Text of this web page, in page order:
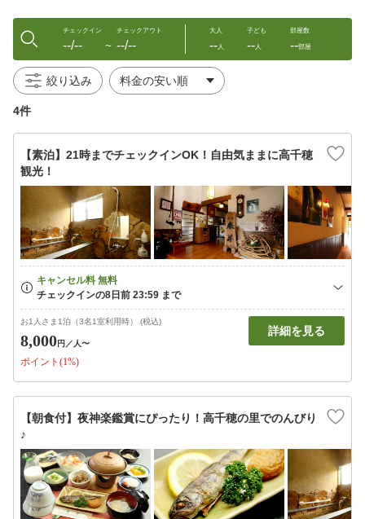
チェックイン
--/-- 〜
チェックアウト
--/--
大人
--人
子ども
--人
部屋数
--部屋
絞り込み
4件
【素泊】21時までチェックインOK！自由気ままに高千穂
観光！
お1人さま1泊（3名1室利用時） (税込)
8,000円 ／人〜
ポイント(1%)
詳細を見る
【朝食付】夜神楽鑑賞にぴったり！高千穂の里でのんびり
♪